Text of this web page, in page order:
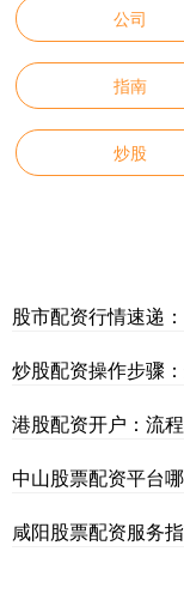
公司
指南
炒股
股市配资行情速递
炒股配资操作步骤
港股配资开户：流
中山股票配资平台
咸阳股票配资服务